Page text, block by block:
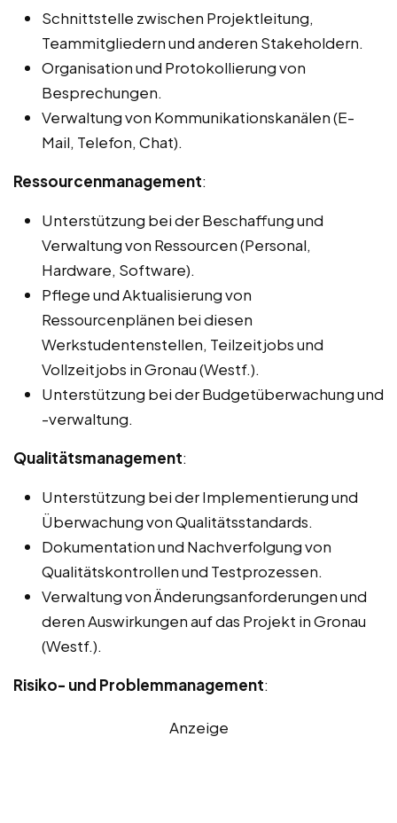
Schnittstelle zwischen Projektleitung,
Teammitgliedern und anderen Stakeholdern.
Organisation und Protokollierung von
Besprechungen.
Verwaltung von Kommunikationskanälen (E-
Mail, Telefon, Chat).
Ressourcenmanagement:
Unterstützung bei der Beschaffung und
Verwaltung von Ressourcen (Personal,
Hardware, Software).
Pflege und Aktualisierung von
Ressourcenplänen bei diesen
Werkstudentenstellen, Teilzeitjobs und
Vollzeitjobs in Gronau (Westf.).
Unterstützung bei der Budgetüberwachung und
-verwaltung.
Qualitätsmanagement:
Unterstützung bei der Implementierung und
Überwachung von Qualitätsstandards.
Dokumentation und Nachverfolgung von
Qualitätskontrollen und Testprozessen.
Verwaltung von Änderungsanforderungen und
deren Auswirkungen auf das Projekt in Gronau
(Westf.).
Risiko- und Problemmanagement:
Anzeige